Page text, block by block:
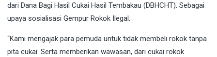
dari Dana Bagi Hasil Cukai Hasil Tembakau (DBHCHT). Sebagai
upaya sosialisasi Gempur Rokok Ilegal.
“Kami mengajak para pemuda untuk tidak membeli rokok tanpa
pita cukai. Serta memberikan wawasan, dari cukai rokok